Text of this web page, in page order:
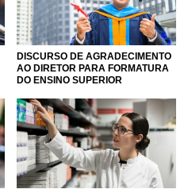
DISCURSO DE AGRADECIMENTO
AO DIRETOR PARA FORMATURA
DO ENSINO SUPERIOR